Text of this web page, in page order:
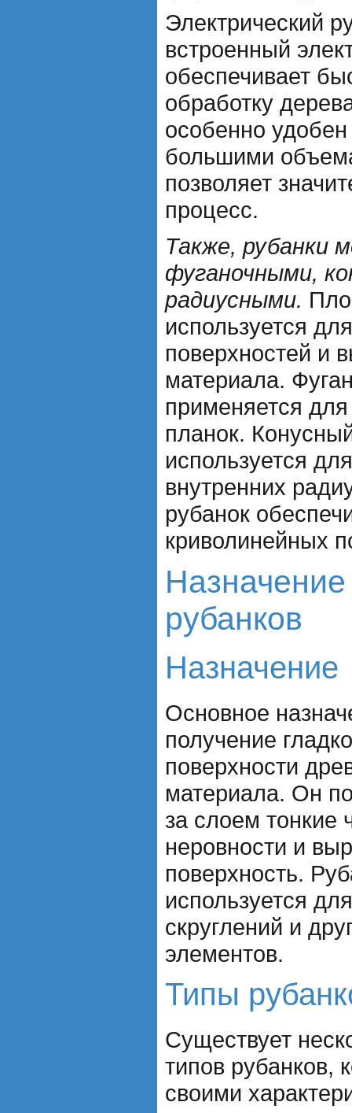
Электрический
встроенный
обеспечивает
обработку
особенно
большими
позволяет
процесс.
Также, рубанки
фуганочными,
радиусными.
используется
поверхностей и
материала.
применяется
планок.
используется
внутренних
рубанок
криволинейных
рубанков
Назначение
Основное
получение
поверхности
материала. Он
за слоем тонкие
неровности и
поверхность.
используется
скруглений и
элементов.
Типы
Существует
типов рубанков,
своими